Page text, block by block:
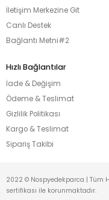
İletişim Merkezine Git
Canlı Destek
Bağlantı Metni#2
Hızlı Bağlantılar
İade & Değişim
Ödeme & Teslimat
Gizlilik Politikası
Kargo & Teslimat
Sipariş Takibi
2022 © Nospyedekparca | Tüm
sertifikası ile korunmaktadır.